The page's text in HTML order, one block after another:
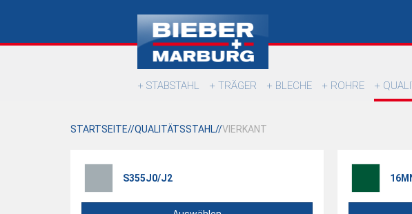
STABSTAHL TRÄGER BLECHE ROHRE
STARTSEITE QUALITÄTSSTAHL VIERKANT
S355J0/J2